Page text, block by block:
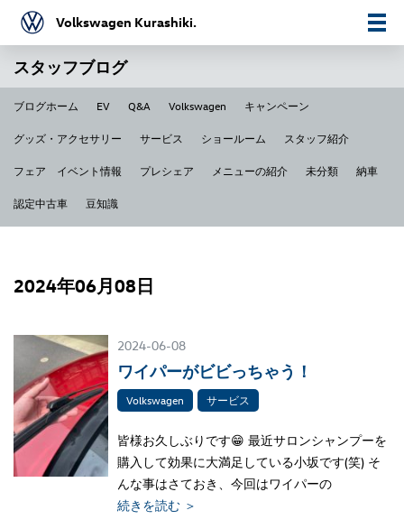
Volkswagen Kurashiki.
スタッフブログ
ブログホーム EV Q&A Volkswagen キャンペーン
グッズ・アクセサリー サービス ショールーム スタッフ紹介
フェア イベント情報 プレシェア メニューの紹介 未分類 納車
認定中古車 豆知識
2024年06月08日
2024-06-08
ワイパーがビビっちゃう！
Volkswagen サービス
皆様お久しぶりです😁 最近サロンシャンプーを
購入して効果に大満足している小坂です(笑) そ
んな事はさておき、今回はワイパーの
続きを読む ＞